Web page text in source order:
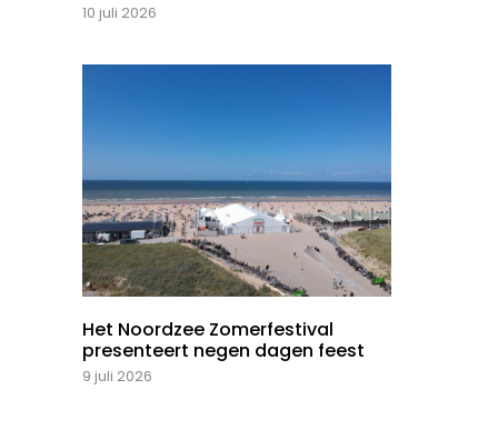
10 juli 2026
Het Noordzee Zomerfestival
presenteert negen dagen feest
9 juli 2026